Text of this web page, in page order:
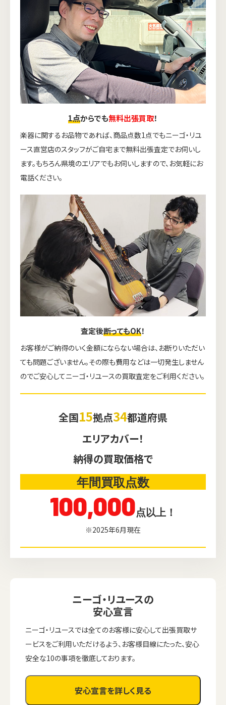
1点からでも無料出張買取！
楽器に関するお品物であれば、商品点数1点でもニーゴ・リユ
ース直営店のスタッフがご自宅まで無料出張査定でお伺いし
ます。もちろん県境のエリアでもお伺いしますので、お気軽にお
電話ください。
査定後断ってもOK！
お客様がご納得のいく金額にならない場合は、お断りいただい
ても問題ございません。その際も費用などは一切発生しません
のでご安心してニーゴ・リユースの買取査定をご利用ください。
全国15拠点34都道府県
エリアカバー！
納得の買取価格で
年間買取点数
100,000点以上！
※2025年6月現在
ニーゴ・リユースの
安心宣言
ニーゴ・リユースでは全てのお客様に安心して出張買取サ
ービスをご利用いただけるよう、お客様目線にたった、安心
安全な10の事項を徹底しております。
安心宣言を詳しく見る